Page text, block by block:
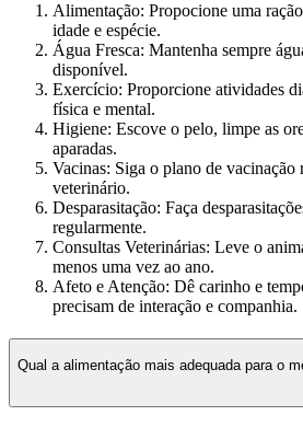
Alimentação: Propocione uma
idade e espécie.
Água Fresca: Mantenha sempre
disponível.
Exercício: Proporcione atividades
física e mental.
Higiene: Escove o pelo, limpe as
aparadas.
Vacinas: Siga o plano de vacinação
veterinário.
Desparasitação: Faça
regularmente.
Consultas Veterinárias: Leve o
menos uma vez ao ano.
Afeto e Atenção: Dê carinho e
precisam de interação e companhia.
Qual a alimentação mais adequada para o